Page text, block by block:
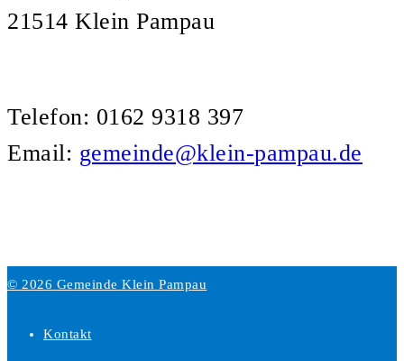
21514 Klein Pampau
Telefon: 0162 9318 397
Email: gemeinde@klein-pampau.de
© 2026 Gemeinde Klein Pampau
Kontakt